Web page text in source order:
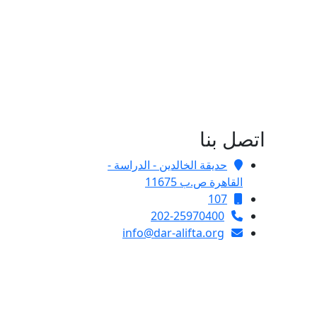
اتصل بنا
حديقة الخالدين - الدراسة -
القاهرة ص.ب 11675
107
202-25970400
info@dar-alifta.org